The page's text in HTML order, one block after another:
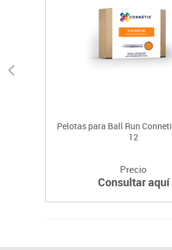
Pelotas para Ball Run
12
Precio
Consultar aquí